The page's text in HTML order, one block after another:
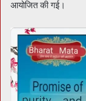
आयोजित की गई।